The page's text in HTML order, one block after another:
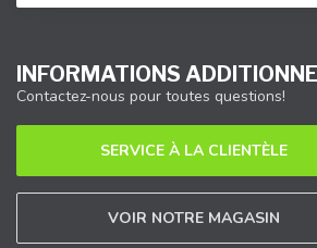
INFORMATIONS
Contactez-nous pour toutes questions!
SERVICE À LA CLIENTÈLE
VOIR NOTRE MAGASIN